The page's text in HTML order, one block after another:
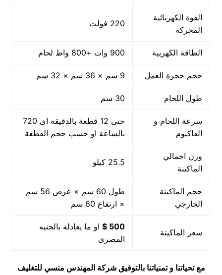
القوة الكهربائية
المحركة
220 فولت
الطاقة الكهربية 900 وات +800 واط لحام
حجم حجرة العمل 9 سم × 36 سم × 32 سم
طول اللحام 30 سم
سرعة اللحام و
الفاكيوم
حتى 12 قطعة بالدقيقة اى 720
بالساعة او حسب حجم القطعة
وزن اجمالي
الماكينة
25.5 كيلو
حجم الماكينة
الخارجي
طول 60 سم × عرض 56 سم
× ارتفاع 60 سم
سعر الماكينة
500 $
او ما يعادله بالجنيه
المصرى
مع تحياتنا و تمنياتنا بالتوفيق شركة المهندس منسي للتغليف